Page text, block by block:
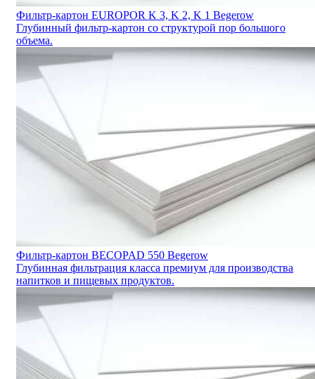
Фильтр-картон EUROPOR K 3, K 2, K 1 Begerow
Глубинный фильтр-картон со структурой пор большого
объема.
Фильтр-картон BECOPAD 550 Begerow
Глубинная фильтрация класса премиум для производства
напитков и пищевых продуктов.